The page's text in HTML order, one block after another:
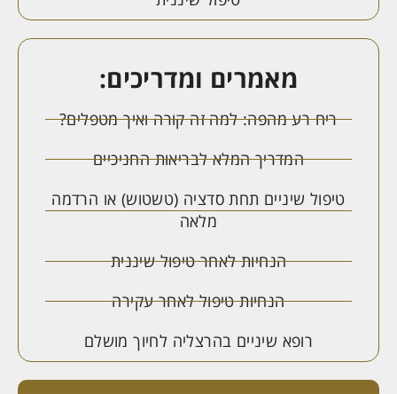
מאמרים ומדריכים:
ריח רע מהפה: למה זה קורה ואיך מטפלים?
המדריך המלא לבריאות החניכיים
טיפול שיניים תחת סדציה (טשטוש) או הרדמה
מלאה
הנחיות לאחר טיפול שיננית
הנחיות טיפול לאחר עקירה
רופא שיניים בהרצליה לחיוך מושלם